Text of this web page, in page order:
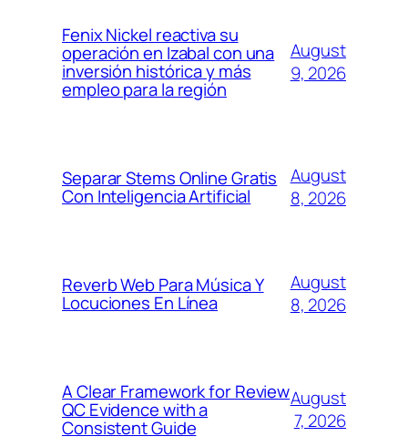
Fenix Nickel reactiva su
operación en Izabal con una
inversión histórica y más
empleo para la región
August
9, 2026
Separar Stems Online Gratis
Con Inteligencia Artificial
August
8, 2026
Reverb Web Para Música Y
Locuciones En Línea
August
8, 2026
A Clear Framework for Review
QC Evidence with a
Consistent Guide
August
7, 2026